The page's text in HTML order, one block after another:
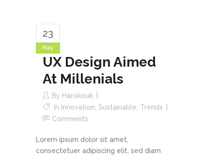
23
May
UX Design Aimed
At Millenials
By Hariskouk
In Innovation Sustainable Trends
Comments
Lorem ipsum dolor sit amet,
consectetuer adipiscing elit, sed diam